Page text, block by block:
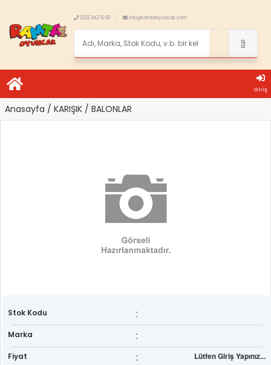
0332 342 16 90 info@ramtaoyuncak.com
Giriş
Anasayfa / KARIŞIK / BALONLAR
Stok Kodu :
Marka :
Fiyat : Lütfen Giriş Yapınız...